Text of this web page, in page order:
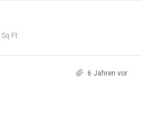
Sq Ft
6 Jahren vor